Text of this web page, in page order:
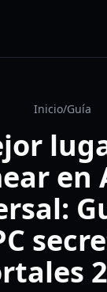
Inicio/Guía
en